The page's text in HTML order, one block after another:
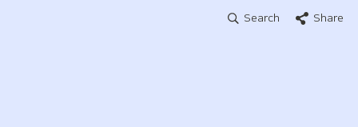
Search Share